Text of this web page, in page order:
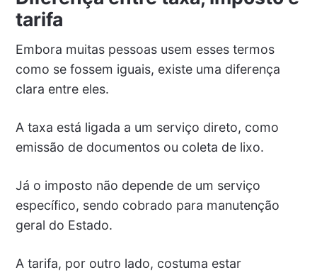
tarifa
Embora muitas pessoas usem esses termos
como se fossem iguais, existe uma diferença
clara entre eles.
A taxa está ligada a um serviço direto, como
emissão de documentos ou coleta de lixo.
Já o imposto não depende de um serviço
específico, sendo cobrado para manutenção
geral do Estado.
A tarifa, por outro lado, costuma estar